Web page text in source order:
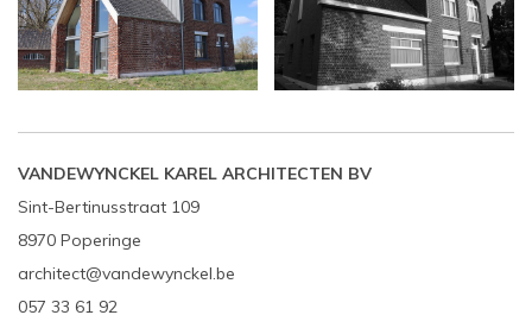
VANDEWYNCKEL KAREL ARCHITECTEN BV
Sint-Bertinusstraat 109
8970 Poperinge
architect@vandewynckel.be
057 33 61 92